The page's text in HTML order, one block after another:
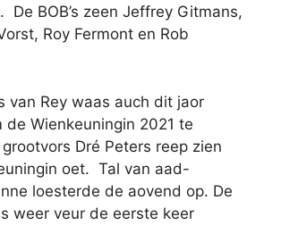
De BOB’s zeen Jeffrey Gitmans,
Roy Fermont en Rob
van Rey waas auch dit jaor
de Wienkeuningin 2021 te
Dré Peters reep zien
oet. Tal van aad-
loesterde de aovend op. De
weer veur de eerste keer